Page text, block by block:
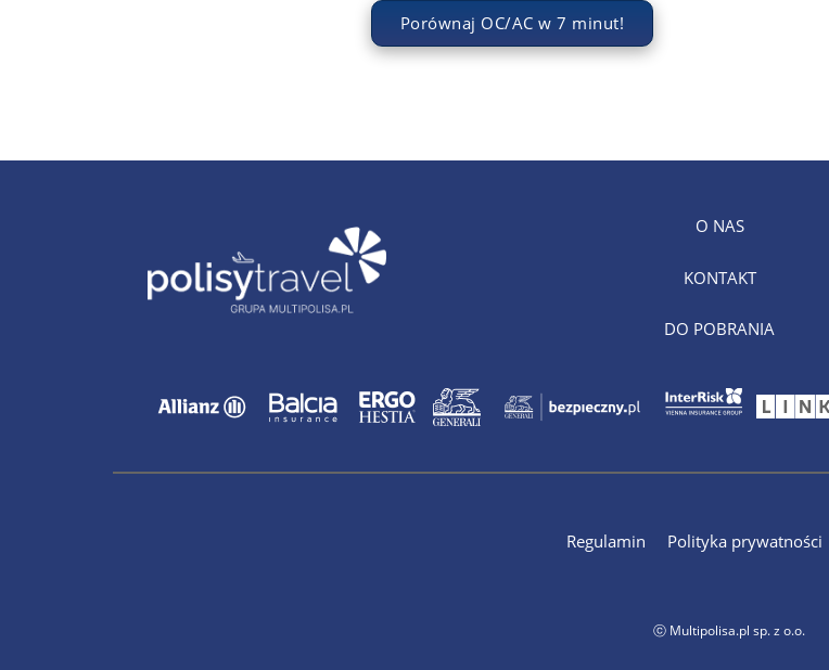
Porównaj OC/AC w 7 minut!
O NAS
KONTAKT
DO POBRANIA
Regulamin Polityka prywatności
ⓒ Multipolisa.pl sp. z o.o.